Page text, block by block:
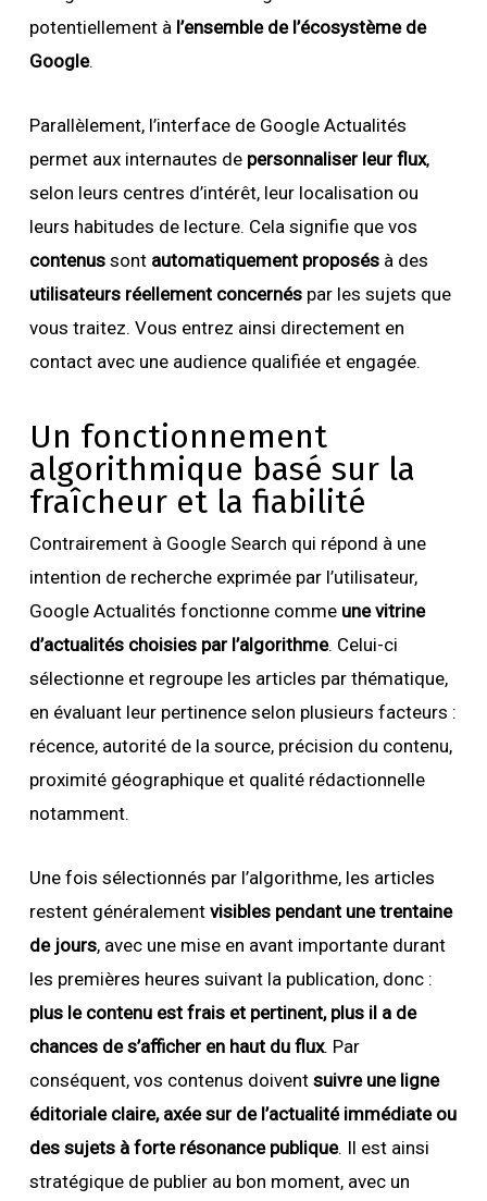
potentiellement à l’ensemble de l’écosystème de
Google.
Parallèlement, l’interface de Google Actualités
permet aux internautes de personnaliser leur flux,
selon leurs centres d’intérêt, leur localisation ou
leurs habitudes de lecture. Cela signifie que vos
contenus sontautomatiquement proposésà des
utilisateurs réellement concernés par les sujets que
vous traitez. Vous entrez ainsi directement en
contact avec une audience qualifiée et engagée.
Un fonctionnement
algorithmique basé sur la
fraîcheur et la fiabilité
Contrairement à Google Search qui répond à une
intention de recherche exprimée par l’utilisateur,
Google Actualités fonctionne comme une vitrine
d’actualités choisies par l’algorithme. Celui-ci
sélectionne et regroupe les articles par thématique,
en évaluant leur pertinence selon plusieurs facteurs :
récence, autorité de la source, précision du contenu,
proximité géographique et qualité rédactionnelle
notamment.
Une fois sélectionnés par l’algorithme, les articles
restent généralement visibles pendant une trentaine
de jours, avec une mise en avant importante durant
les premières heures suivant la publication, donc :
plus le contenu est frais et pertinent, plus il a de
chances de s’afficher en haut du flux. Par
conséquent, vos contenus doivent suivre une ligne
éditoriale claire, axée sur de l’actualité immédiate ou
des sujets à forte résonance publique. Il est ainsi
stratégique de publier au bon moment, avec un